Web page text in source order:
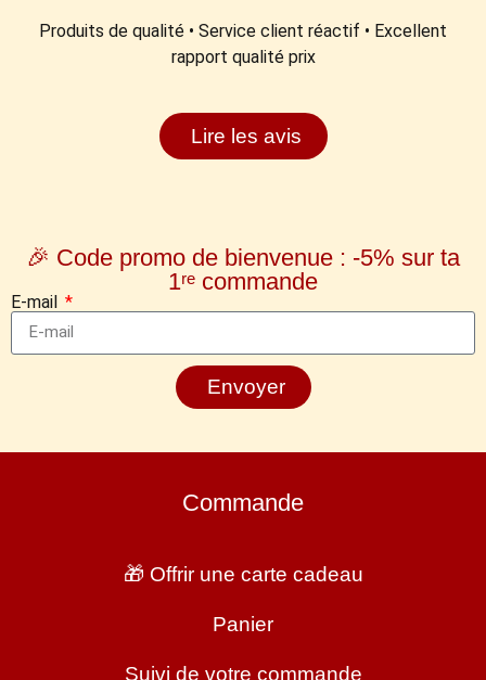
Produits de qualité • Service client réactif • Excellent
rapport qualité prix
Lire les avis
🎉 Code promo de bienvenue : -5% sur ta
1ʳᵉ commande
E-mail
Envoyer
Commande
🎁 Offrir une carte cadeau
Panier
Suivi de votre commande